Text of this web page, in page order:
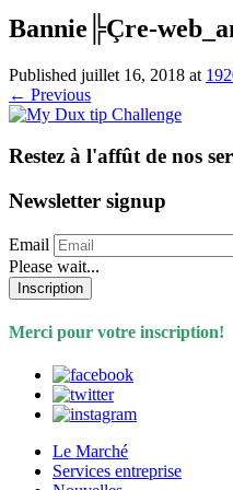
Bannie╠Çre-
Published juillet 16, 2018 at
← Previous
Restez à l'affût de nos
Newsletter signup
Email
Please wait...
Inscription
Merci pour votre inscription!
Le Marché
Services entreprise